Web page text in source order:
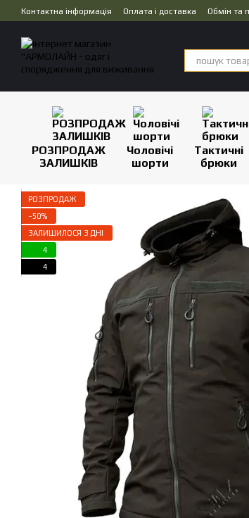
Перейти до основного контенту
Контактна інформація Оплата і доставка Обмін та
РОЗПРОДАЖ
ЗАЛИШКІВ
Чоловічі
шорти
Тактичні
брюки
РОЗПРОДАЖ
−50%
ЗАЛИШИЛОСЯ 3 ДНІ
4
4